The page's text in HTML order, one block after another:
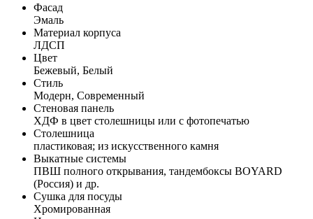
Фасад
Эмаль
Материал корпуса
ЛДСП
Цвет
Бежевый, Белый
Стиль
Модерн, Современный
Стеновая панель
ХДФ в цвет столешницы или с фотопечатью
Столешница
пластиковая; из искусственного камня
Выкатные системы
ПВШ полного открывания, тандембоксы BOYARD
(Россия) и др.
Сушка для посуды
Хромированная